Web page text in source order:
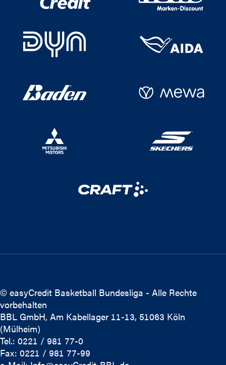
© easyCredit Basketball Bundesliga - Alle Rechte
vorbehalten
BBL GmbH, Am Kabellager 11-13, 51063 Köln
(Mülheim)
Tel.: 0221 / 981 77-0
Fax: 0221 / 981 77-99